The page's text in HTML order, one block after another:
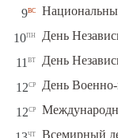
9вс
10пн День
11 вт День
12ср День
12ср
чт Всемирный